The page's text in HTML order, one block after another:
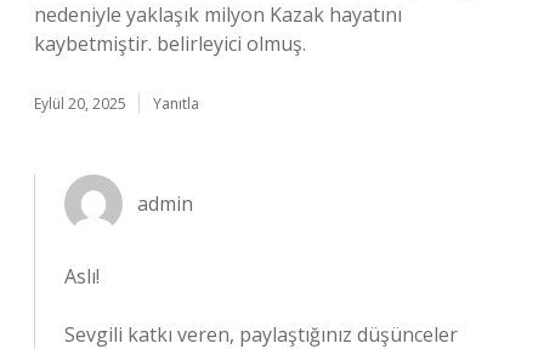
nedeniyle yaklaşık milyon Kazak hayatını
kaybetmiştir. belirleyici olmuş.
Eylül 20, 2025 Yanıtla
admin
Aslı!
Sevgili katkı veren, paylaştığınız düşünceler